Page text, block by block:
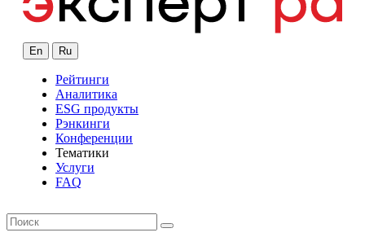
En Ru
Рейтинги
Аналитика
ESG продукты
Рэнкинги
Конференции
Тематики
Услуги
FAQ